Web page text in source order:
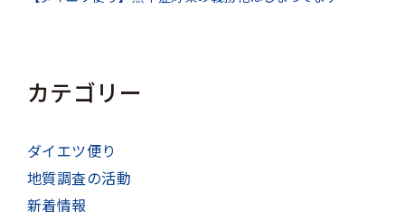
カテゴリー
ダイエツ便り
地質調査の活動
新着情報